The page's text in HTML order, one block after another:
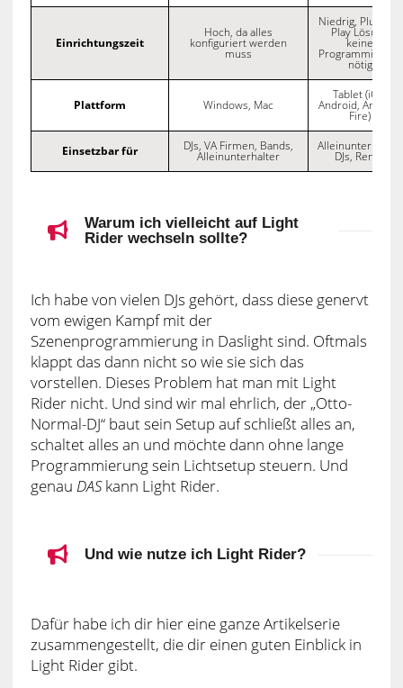
Einrichtungszeit
Hoch, da alles
konfiguriert werden
muss
Niedrig, Plug and
Play Lösung
keine
Programmierung
nötig
Plattform Windows, Mac
Tablet (iOS,
Android, Amazon
Fire)
Einsetzbar für DJs, VA Firmen, Bands,
Alleinunterhalter
Alleinunterhalter,
DJs, Rental
Warum ich vielleicht auf Light
Rider wechseln sollte?
Ich habe von vielen DJs gehört, dass diese genervt
vom ewigen Kampf mit der
Szenenprogrammierung in Daslight sind. Oftmals
klappt das dann nicht so wie sie sich das
vorstellen. Dieses Problem hat man mit Light
Rider nicht. Und sind wir mal ehrlich, der „Otto-
Normal-DJ“ baut sein Setup auf schließt alles an,
schaltet alles an und möchte dann ohne lange
Programmierung sein Lichtsetup steuern. Und
genau DASkann Light Rider.
Und wie nutze ich Light Rider?
Dafür habe ich dir hier eine ganze Artikelserie
zusammengestellt, die dir einen guten Einblick in
Light Rider gibt.